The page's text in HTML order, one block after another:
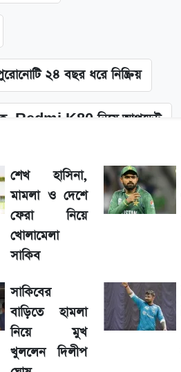
২৪ বছর ধরে নিষ্ক্রিয়
Redmi K80 নিয়ে আপডেট
ফল
শেখ হাসিনা,
মামলা ও দেশে
ফেরা নিয়ে
খোলামেলা
সাকিব
সাকিবের
বাড়িতে হামলা
নিয়ে মুখ
খুললেন দিলীপ